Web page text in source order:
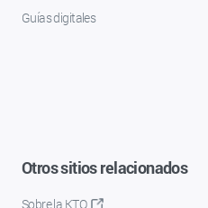
Guías digitales
Otros sitios relacionados
Sobre la KTO